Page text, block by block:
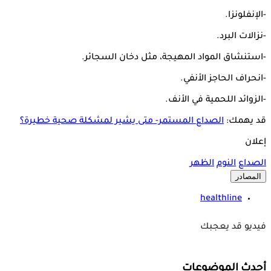
-الإنفلونزا.
-نزالات البرد.
-استنشاق المواد المهيجة، مثل دخان السجائر.
-انحراف الحاجز الأنفي.
-الزوائد اللحمية في الأنف.
قد يهمك: الصداع المستمر- متى يشير لمشكلة صحية خطيرة؟
إعلان
الصداع النوم الظهر
المصادر
healthline
فيديو قد يعجبك